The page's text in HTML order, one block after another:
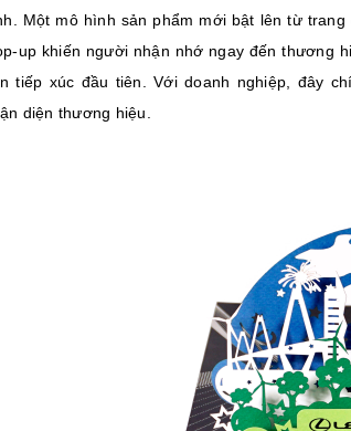
Một mô hình sản phẩm mới bật lên từ
up khiến người nhận nhớ ngay đến thương
tiếp xúc đầu tiên. Với doanh nghiệp, đây
diện thương hiệu.